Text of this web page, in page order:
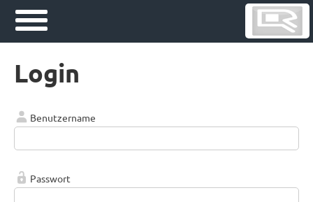
Login
Benutzername
Passwort